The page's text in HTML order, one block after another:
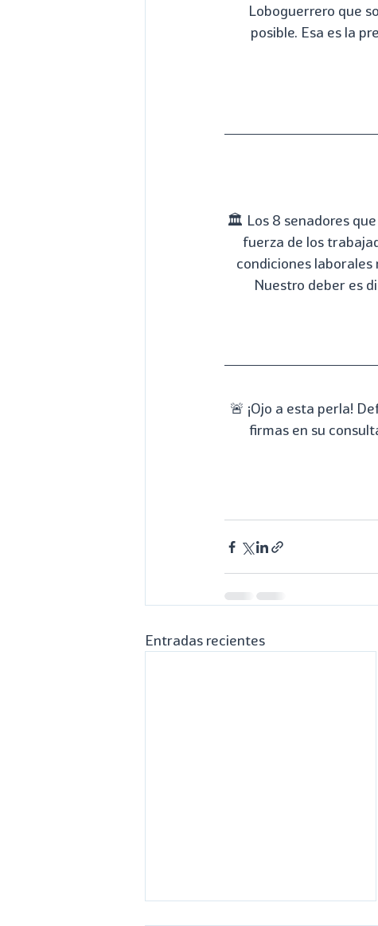
Loboguerrero que
posible. Esa es la
🏛️ Los 8 senadores
fuerza de los
condiciones
Nuestro deber es
🚨 ¡Ojo a esta perla!
firmas en su
Entradas recientes